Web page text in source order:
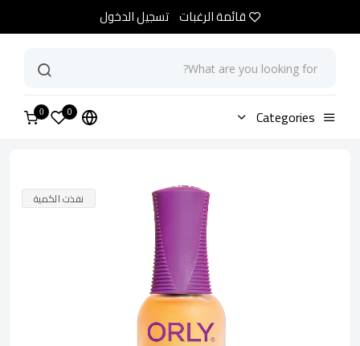
قائمة الرغبات تسجيل الدخول
Categories
0
0 الرئيسية
نفذت الكمية